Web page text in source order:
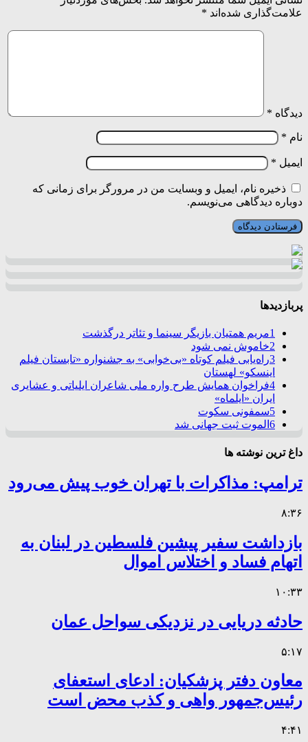
علامت‌گذاری شده‌اند *
دیدگاه *
نام *
ایمیل *
ذخیره نام، ایمیل و وبسایت من در مرورگر برای زمانی که
دوباره دیدگاهی می‌نویسم.
پربازدیدها
1مریم همتیان بازیگر سینما و تئاتر درگذشت
2خاموش نمی شود
3راه‌یابی فیلم کوتاه «بی‌خوابی» به جشنواره «تابستان فیلم
اینسکو» لهستان
4فراخوان همایش طرح واره ملی شاعران ایلیاتی و عشایری
ایران «ایلماه»
5سمفونی سکوت
6 الموت ثبت جهانی شد
داغ ترین نوشته ها
ترامپ: مذاکرات با تهران خوب پیش می‌رود
۸:۳۶
بازداشت سفیر پیشین فلسطین در لبنان به
اتهام فساد و اختلاس اموال
۱۰:۳۳
حادثه دریایی در نزدیکی سواحل عمان
۵:۱۷
معاون دفتر پزشکیان: ادعای استعفای
رئیس‌جمهور واهی و کذب محض است
۴:۴۱